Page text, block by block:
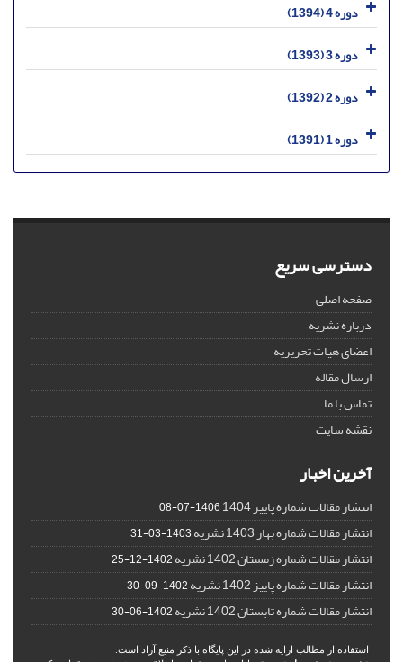
دوره 4 (1394)
دوره 3 (1393)
دوره 2 (1392)
دوره 1 (1391)
دسترسی سریع
صفحه اصلی
درباره نشریه
اعضای هیات تحریریه
ارسال مقاله
تماس با ما
نقشه سایت
آخرین اخبار
انتشار مقالات شماره پاییز 1404 1406-07-08
انتشار مقالات شماره بهار 1403 نشریه 1403-03-31
انتشار مقالات شماره زمستان 1402 نشریه 1402-12-25
انتشار مقالات شماره پاییز 1402 نشریه 1402-09-30
انتشار مقالات شماره تابستان 1402 نشریه 1402-06-30
استفاده از مطالب ارایه شده در این پایگاه با ذکر منبع آزاد است.